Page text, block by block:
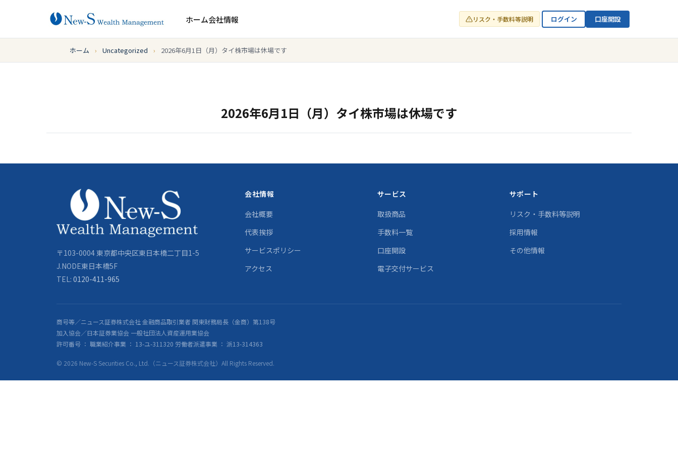
ホーム会社情報 リスク・手数料等説明 ログイン 口座開設
ホーム › Uncategorized › 2026年6月1日（月）タイ株市場は休場です
2026年6月1日（月）タイ株市場は休場です
〒103-0004 東京都中央区東日本橋二丁目1-5
J.NODE東日本橋5F
TEL: 0120-411-965
会社情報
会社概要
代表挨拶
サービスポリシー
アクセス
サービス
取扱商品
手数料一覧
口座開設
電子交付サービス
サポート
リスク・手数料等説明
採用情報
その他情報
商号等／ニュース証券株式会社 金融商品取引業者 関東財務局長（金商）第138号
加入協会／日本証券業協会 一般社団法人資産運用業協会
許可番号 ： 職業紹介事業 ： 13-ユ-311320 労働者派遣事業 ： 派13-314363
© 2026 New-S Securities Co., Ltd.（ニュース証券株式会社）All Rights Reserved.